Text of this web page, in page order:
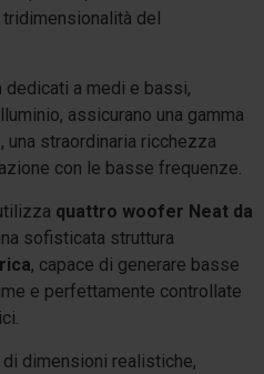
tridimensionalità del
dedicati a medi e bassi,
assicurano una gamma
una straordinaria ricchezza
con le basse frequenze.
quattro woofer Neat da
sofisticata struttura
, capace di generare basse
e perfettamente controllate
dimensioni realistiche,